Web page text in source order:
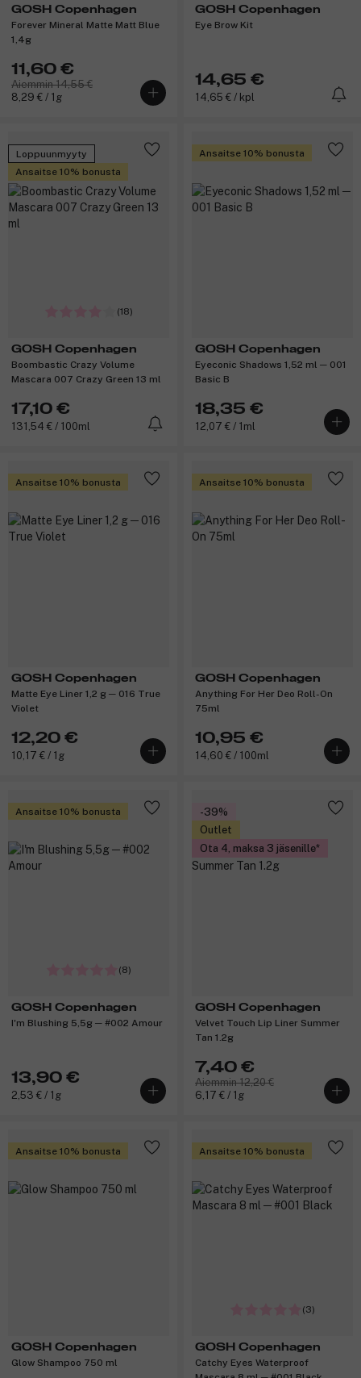
GOSH Copenhagen
Forever Mineral Matte Matt Blue
1,4g
11,60 €
Aiemmin 14,55 €
8,29 € / 1g
GOSH Copenhagen
Eye Brow Kit
14,65 €
14,65 € / kpl
Loppuunmyyty
Ansaitse 10% bonusta
(18)
GOSH Copenhagen
Boombastic Crazy Volume
Mascara 007 Crazy Green 13 ml
17,10 €
131,54 € / 100ml
Ansaitse 10% bonusta
GOSH Copenhagen
Eyeconic Shadows 1,52 ml ─ 001
Basic B
18,35 €
12,07 € / 1ml
Ansaitse 10% bonusta
GOSH Copenhagen
Matte Eye Liner 1,2 g ─ 016 True
Violet
12,20 €
10,17 € / 1g
Ansaitse 10% bonusta
GOSH Copenhagen
Anything For Her Deo Roll-On
75ml
10,95 €
14,60 € / 100ml
Ansaitse 10% bonusta
(8)
GOSH Copenhagen
I'm Blushing 5,5g ─ #002 Amour
13,90 €
2,53 € / 1g
-39%
Outlet
Ota 4, maksa 3 jäsenille
GOSH Copenhagen
Velvet Touch Lip Liner Summer
Tan 1.2g
7,40 €
Aiemmin 12,20 €
6,17 € / 1g
Ansaitse 10% bonusta
GOSH Copenhagen
Glow Shampoo 750 ml
Ansaitse 10% bonusta
(3)
GOSH Copenhagen
Catchy Eyes Waterproof